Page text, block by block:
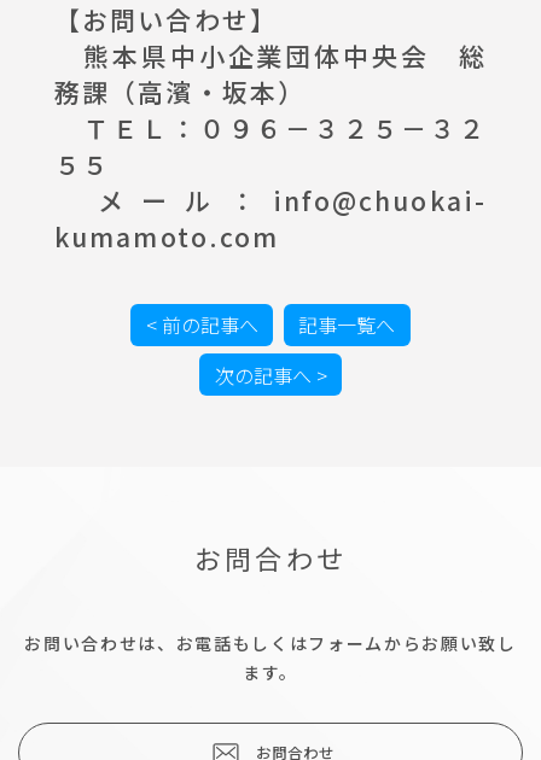
【お問い合わせ】
熊本県中小企業団体中央会 総
務課（高濱・坂本）
ＴＥＬ：０９６－３２５－３２
５５
メール： info@chuokai-
kumamoto.com
< 前の記事へ
記事一覧へ
次の記事へ >
お問合わせ
お問い合わせは、お電話もしくはフォームからお願い致し
ます。
お問合わせ